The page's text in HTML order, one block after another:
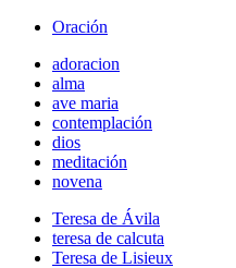
Oración
adoracion
alma
ave maria
contemplación
dios
meditación
novena
Teresa de Ávila
teresa de calcuta
Teresa de Lisieux